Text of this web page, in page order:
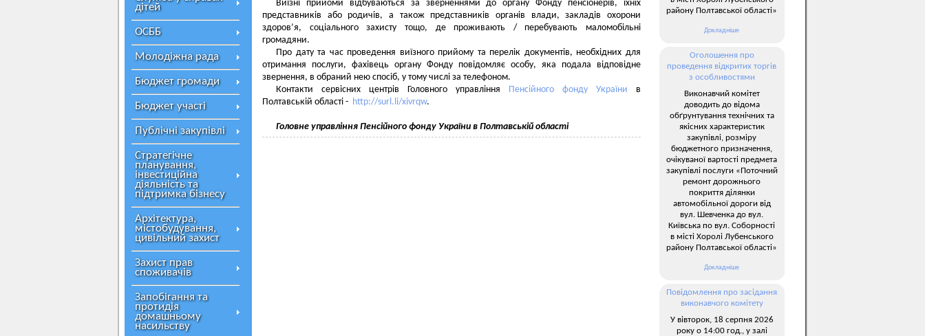
дітей
ОСББ
Молодіжна рада
Бюджет громади
Бюджет участі
Публічні закупівлі
Стратегічне
планування,
інвестиційна
діяльність та
підтримка бізнесу
Архітектура,
містобудування,
цивільний захист
Захист прав
споживачів
Запобігання та
протидія
домашньому
насильству
Виїзні прийоми відбуваються за зверненнями до органу Фонду пенсіонерів, їхніх
представників або родичів, а також представників органів влади, закладів охорони
здоров’я, соціального захисту тощо, де проживають / перебувають маломобільні
громадяни.
Про дату та час проведення виїзного прийому та перелік документів, необхідних для
отримання послуги, фахівець органу Фонду повідомляє особу, яка подала відповідне
звернення, в обраний нею спосіб, у тому числі за телефоном.
Контакти сервісних центрів Головного управління Пенсійного фонду України в
Полтавській області - http://surl.li/xivrqw.
Головне управління Пенсійного фонду України в Полтавській області
району Полтавської області»
Докладніше
Оголошення про
проведення відкритих торгів
з особливостями
Виконавчий комітет
доводить до відома
обґрунтування технічних та
якісних характеристик
закупівлі, розміру
бюджетного призначення,
очікуваної вартості предмета
закупівлі послуги «Поточний
ремонт дорожнього
покриття ділянки
автомобільної дороги від
вул. Шевченка до вул.
Київська по вул. Соборності
в місті Хоролі Лубенського
району Полтавської області»
Докладніше
Повідомлення про засідання
виконавчого комітету
У вівторок, 18 серпня 2026
року о 14:00 год., у залі